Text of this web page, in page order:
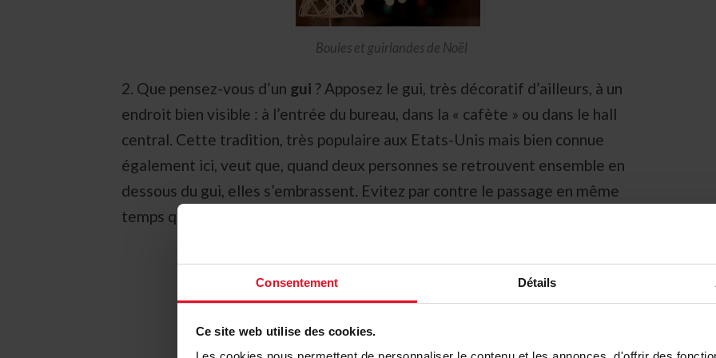
Consentement Détails
Ce site web utilise des cookies.
Boules et guirlandes de Noël
2. Que pensez-vous d’un gui ? Apposez le gui, très décoratif d’ailleurs, à un
endroit bien visible : à l’entrée du bureau, dans la « cafète » ou dans le hall
central. Cette tradition, très populaire aux Etats-Unis mais bien connue
également ici, veut que, quand deux personnes se retrouvent ensemble en
dessous du gui, elles s’embrassent. Evitez par contre le passage en même
temps que le patron !